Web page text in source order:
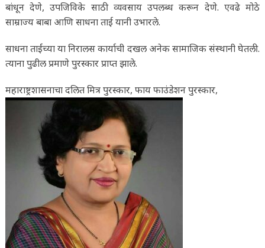
बांधून देणे, उपजिविके साठी व्यवसाय उपलब्ध करून देणे. एवढे मोठे
साम्राज्य बाबा आणि साधना ताई यानी उभारले.
साधना ताईंच्या या निरालस कार्याची दखल अनेक सामाजिक संस्थानी घेतली.
त्याना पुढील प्रमाणे पुरस्कार प्राप्त झाले.
महाराष्ट्रशासनाचा दलित मित्र पुरस्कार, फाय फाउंडेशन पुरस्कार,